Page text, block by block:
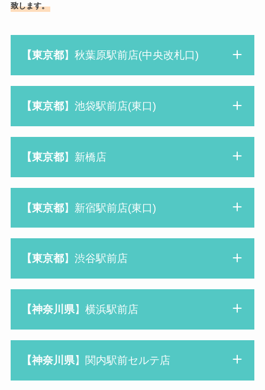
致します。
【東京都】秋葉原駅前店(中央改札口)
【東京都】池袋駅前店(東口)
【東京都】新橋店
【東京都】新宿駅前店(東口)
【東京都】渋谷駅前店
【神奈川県】横浜駅前店
【神奈川県】関内駅前セルテ店